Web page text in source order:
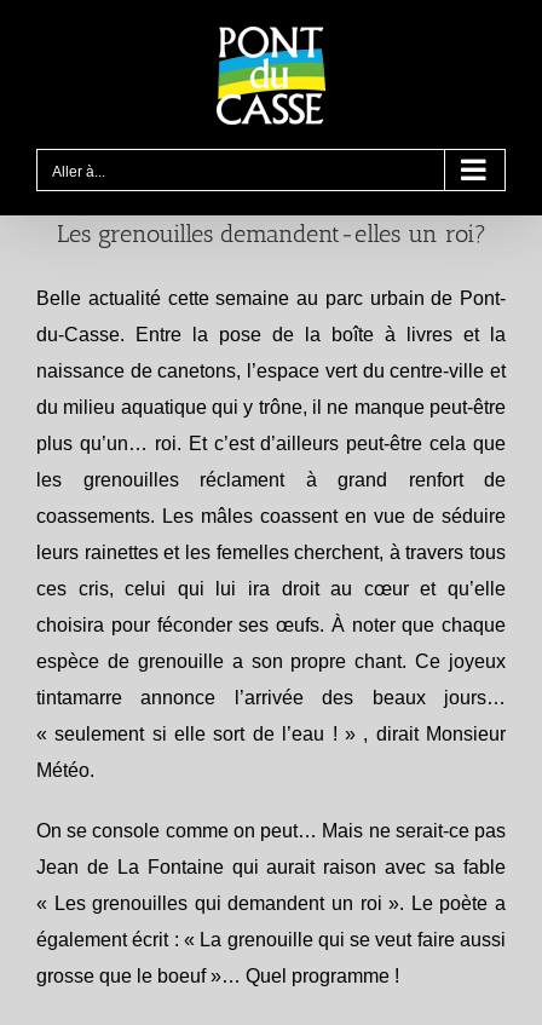
Aller à...
Les grenouilles demandent-elles un roi?
Belle actualité cette semaine au parc urbain de Pont-
du-Casse. Entre la pose de la boîte à livres et la
naissance de canetons, l’espace vert du centre-ville et
du milieu aquatique qui y trône, il ne manque peut-être
plus qu’un… roi. Et c’est d’ailleurs peut-être cela que
les grenouilles réclament à grand renfort de
coassements. Les mâles coassent en vue de séduire
leurs rainettes et les femelles cherchent, à travers tous
ces cris, celui qui lui ira droit au cœur et qu’elle
choisira pour féconder ses œufs. À noter que chaque
espèce de grenouille a son propre chant. Ce joyeux
tintamarre annonce l’arrivée des beaux jours…
« seulement si elle sort de l’eau ! » , dirait Monsieur
Météo.
On se console comme on peut… Mais ne serait-ce pas
Jean de La Fontaine qui aurait raison avec sa fable
« Les grenouilles qui demandent un roi ». Le poète a
également écrit : « La grenouille qui se veut faire aussi
grosse que le boeuf »… Quel programme !